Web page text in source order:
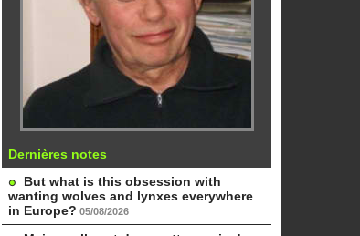
Dernières notes
But what is this obsession with
wanting wolves and lynxes everywhere
in Europe? 05/08/2026